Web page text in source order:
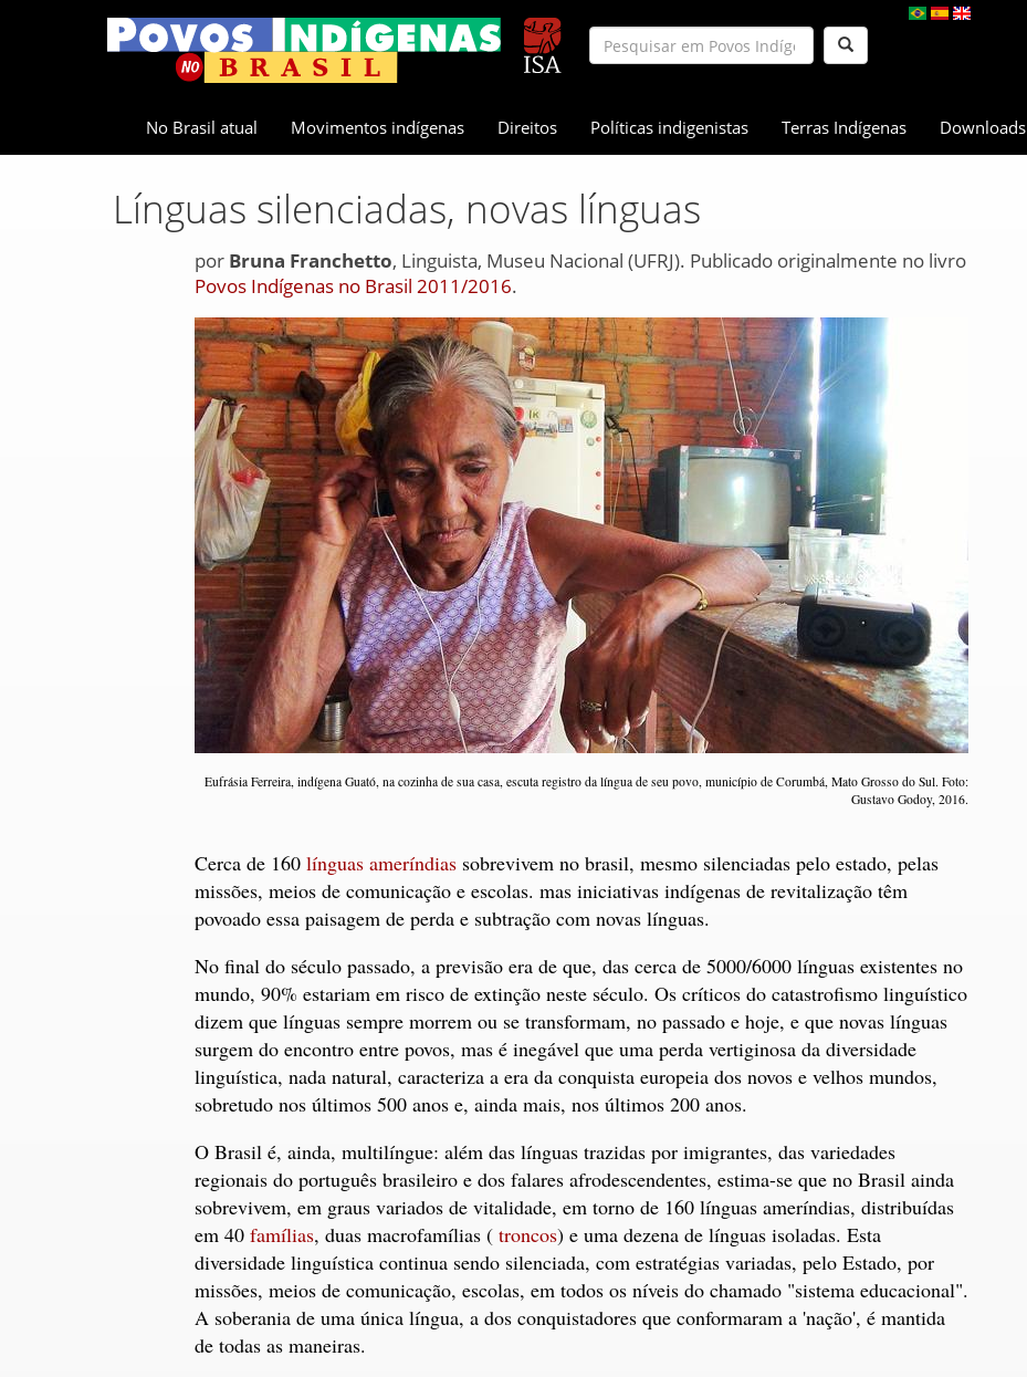
No Brasil atual Movimentos indígenas Direitos Políticas indigenistas Terras Indígenas Downloads
Línguas silenciadas, novas línguas
por Bruna Franchetto, Linguista, Museu Nacional (UFRJ). Publicado originalmente no livro
Povos Indígenas no Brasil 2011/2016.
Eufrásia Ferreira, indígena Guató, na cozinha de sua casa, escuta registro da língua de seu povo, município de Corumbá, Mato Grosso do Sul. Foto:
Gustavo Godoy, 2016.
Cerca de 160 línguas ameríndiassobrevivem no brasil, mesmo silenciadas pelo estado, pelas
missões, meios de comunicação e escolas. mas iniciativas indígenas de revitalização têm
povoado essa paisagem de perda e subtração com novas línguas.
No final do século passado, a previsão era de que, das cerca de 5000/6000 línguas existentes no
mundo, 90% estariam em risco de extinção neste século. Os críticos do catastrofismo linguístico
dizem que línguas sempre morrem ou se transformam, no passado e hoje, e que novas línguas
surgem do encontro entre povos, mas é inegável que uma perda vertiginosa da diversidade
linguística, nada natural, caracteriza a era da conquista europeia dos novos e velhos mundos,
sobretudo nos últimos 500 anos e, ainda mais, nos últimos 200 anos.
O Brasil é, ainda, multilíngue: além das línguas trazidas por imigrantes, das variedades
regionais do português brasileiro e dos falares afrodescendentes, estima-se que no Brasil ainda
sobrevivem, em graus variados de vitalidade, em torno de 160 línguas ameríndias, distribuídas
em 40 famílias, duas macrofamílias (troncos) e uma dezena de línguas isoladas. Esta
diversidade linguística continua sendo silenciada, com estratégias variadas, pelo Estado, por
missões, meios de comunicação, escolas, em todos os níveis do chamado "sistema educacional".
A soberania de uma única língua, a dos conquistadores que conformaram a 'nação', é mantida
de todas as maneiras.